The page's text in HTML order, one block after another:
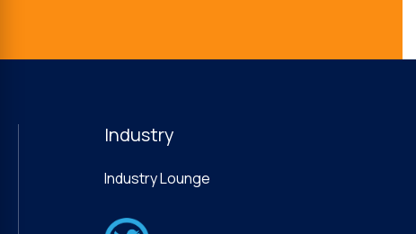
Industry
Industry Lounge